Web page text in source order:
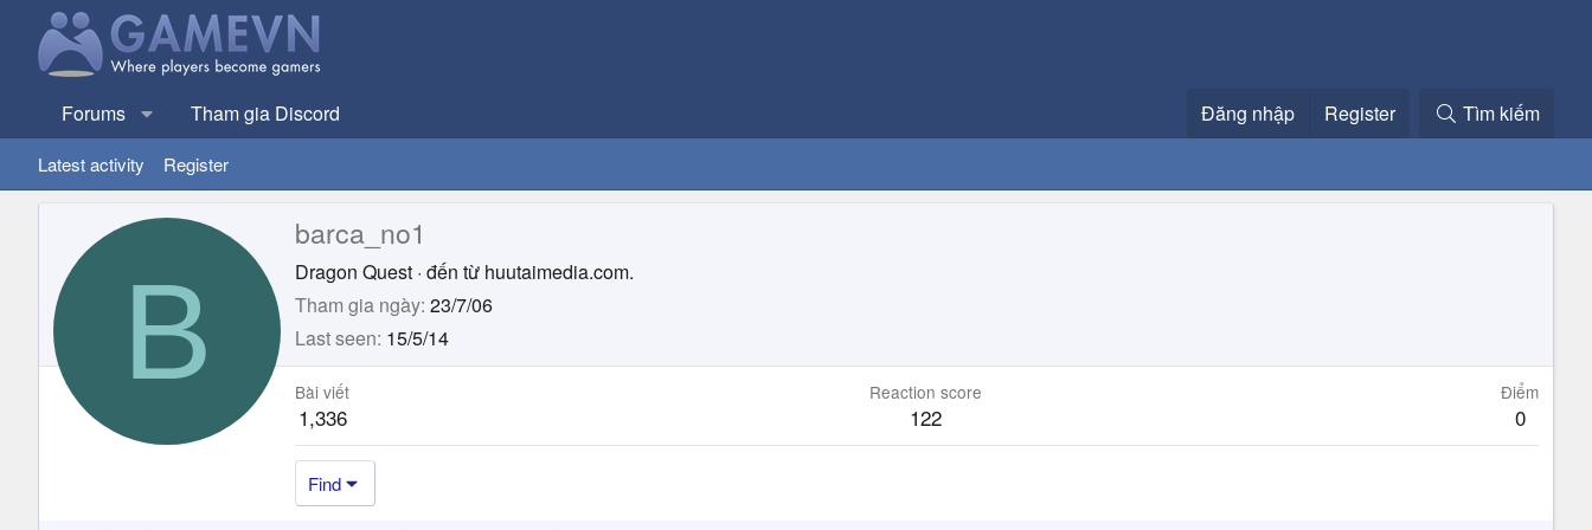
Forums Tham gia Discord Đăng nhập Register Tìm kiếm
Latest activity Register
B
barca_no1
Dragon Quest · đến từ huutaimedia.com.
Tham gia ngày 23/7/06
Last seen 15/5/14
Bài viết
1,336
Reaction score
122
Điểm
0
Find